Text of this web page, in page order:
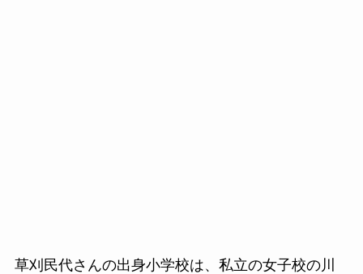
草刈民代さんの出身小学校は、私立の女子校の川